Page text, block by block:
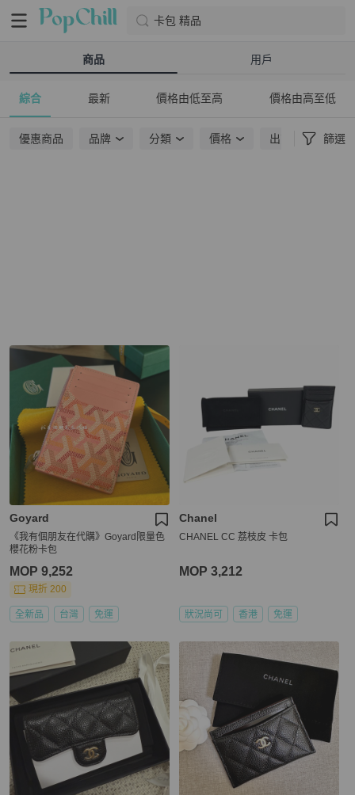
卡包 精品
商品 用戶
綜合 最新 價格由低至高 價格由高至低
優惠商品 品牌 分類 價格 出貨地點 篩選
Goyard
《我有個朋友在代購》Goyard限量色
櫻花粉卡包
MOP 9,252
現折 200
全新品 台灣 免運
Chanel
CHANEL CC 荔枝皮 卡包
MOP 3,212
狀況尚可 香港 免運